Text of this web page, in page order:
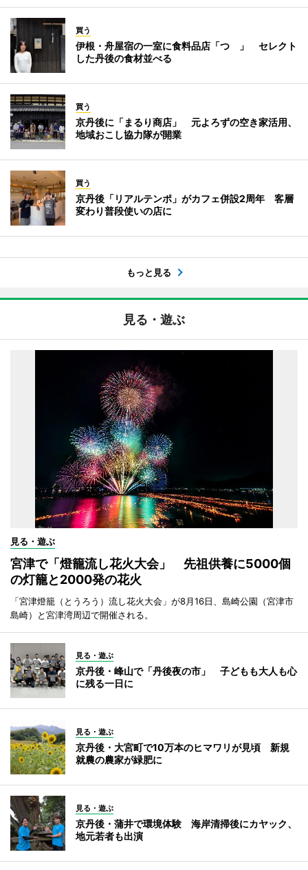
買う
伊根・舟屋宿の一室に食料品店「つゝ」 セレクト
した丹後の食材並べる
買う
京丹後に「まるり商店」 元よろずの空き家活用、
地域おこし協力隊が開業
買う
京丹後「リアルテンポ」がカフェ併設2周年 客層
変わり普段使いの店に
もっと見る
見る・遊ぶ
見る・遊ぶ
宮津で「燈籠流し花火大会」 先祖供養に5000個
の灯籠と2000発の花火
「宮津燈籠（とうろう）流し花火大会」が8月16日、島崎公園（宮津市
島崎）と宮津湾周辺で開催される。
見る・遊ぶ
京丹後・峰山で「丹後夜の市」 子どもも大人も心
に残る一日に
見る・遊ぶ
京丹後・大宮町で10万本のヒマワリが見頃 新規
就農の農家が緑肥に
見る・遊ぶ
京丹後・蒲井で環境体験 海岸清掃後にカヤック、
地元若者も出演